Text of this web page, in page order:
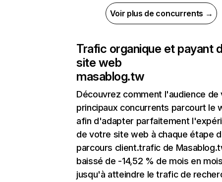
Voir plus de concurrents →
Trafic organique et payant
site web
masablog.tw
Découvrez comment l'audience de
principaux concurrents parcourt le
afin d'adapter parfaitement
de votre site web à chaque étape
parcours client.trafic de
baissé de -14,52 % de mois en
jusqu'à atteindre le trafic de